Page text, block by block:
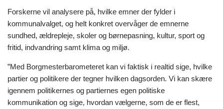
Forskerne vil analysere på, hvilke emner der fylder i
kommunalvalget, og helt konkret overvåger de emnerne
sundhed, ældrepleje, skoler og børnepasning, kultur, sport og
fritid, indvandring samt klima og miljø.
”Med Borgmesterbarometeret kan vi faktisk i realtid sige, hvilke
partier og politikere der tegner hvilken dagsorden. Vi kan skære
igennem politikernes og partiernes egen politiske
kommunikation og sige, hvordan vælgerne, som de er flest,